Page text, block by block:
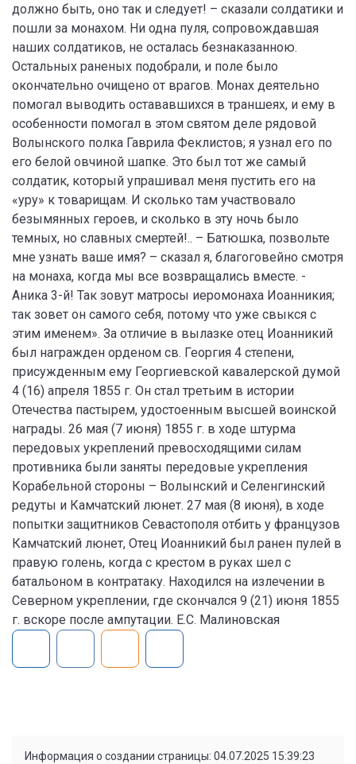
должно быть, оно так и следует! – сказали солдатики и
пошли за монахом. Ни одна пуля, сопровождавшая
наших солдатиков, не осталась безнаказанною.
Остальных раненых подобрали, и поле было
окончательно очищено от врагов. Монах деятельно
помогал выводить остававшихся в траншеях, и ему в
особенности помогал в этом святом деле рядовой
Волынского полка Гаврила Феклистов; я узнал его по
его белой овчиной шапке. Это был тот же самый
солдатик, который упрашивал меня пустить его на
«уру» к товарищам. И сколько там участвовало
безымянных героев, и сколько в эту ночь было
темных, но славных смертей!.. – Батюшка, позвольте
мне узнать ваше имя? – сказал я, благоговейно смотря
на монаха, когда мы все возвращались вместе. -
Аника 3-й! Так зовут матросы иеромонаха Иоанникия;
так зовет он самого себя, потому что уже свыкся с
этим именем». За отличие в вылазке отец Иоанникий
был награжден орденом св. Георгия 4 степени,
присужденным ему Георгиевской кавалерской думой
4 (16) апреля 1855 г. Он стал третьим в истории
Отечества пастырем, удостоенным высшей воинской
награды. 26 мая (7 июня) 1855 г. в ходе штурма
передовых укреплений превосходящими силам
противника были заняты передовые укрепления
Корабельной стороны – Волынский и Селенгинский
редуты и Камчатский люнет. 27 мая (8 июня), в ходе
попытки защитников Севастополя отбить у французов
Камчатский люнет, Отец Иоанникий был ранен пулей в
правую голень, когда с крестом в руках шел с
батальоном в контратаку. Находился на излечении в
Северном укреплении, где скончался 9 (21) июня 1855
г. вскоре после ампутации. Е.С. Малиновская
Информация о создании страницы: 04.07.2025 15:39:23